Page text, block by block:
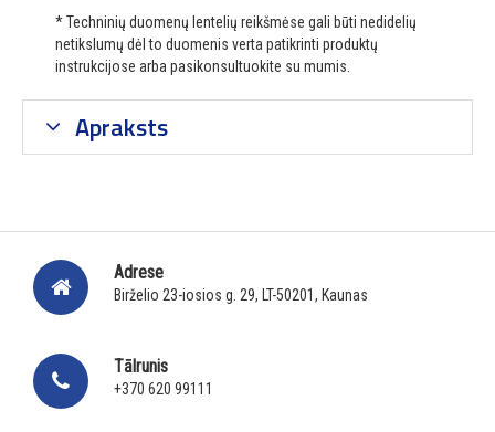
* Techninių duomenų lentelių reikšmėse gali būti nedidelių
netikslumų dėl to duomenis verta patikrinti produktų
instrukcijose arba pasikonsultuokite su mumis.
Apraksts
Adrese
Birželio 23-iosios g. 29, LT-50201, Kaunas
Tālrunis
+370 620 99111